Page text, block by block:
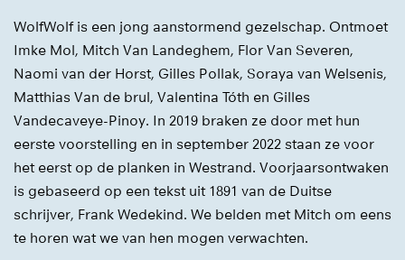
WolfWolf is een jong aanstormend gezelschap. Ontmoet
Imke Mol, Mitch Van Landeghem, Flor Van Severen,
Naomi van der Horst, Gilles Pollak, Soraya van Welsenis,
Matthias Van de brul, Valentina Tóth en Gilles
Vandecaveye-Pinoy. In 2019 braken ze door met hun
eerste voorstelling en in september 2022 staan ze voor
het eerst op de planken in Westrand. Voorjaarsontwaken
is gebaseerd op een tekst uit 1891 van de Duitse
schrijver, Frank Wedekind. We belden met Mitch om eens
te horen wat we van hen mogen verwachten.